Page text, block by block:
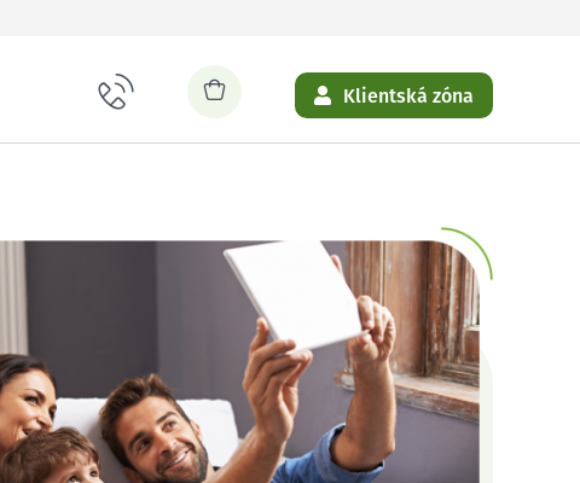
Klientská zóna